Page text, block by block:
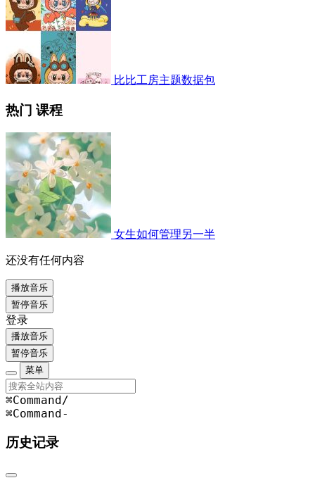
比比工房主题数据包
热门 课程
女生如何管理另一半
还没有任何内容
播放音乐
暂停音乐
登录
播放音乐
暂停音乐
菜单
⌘Command /
⌘Command -
历史记录